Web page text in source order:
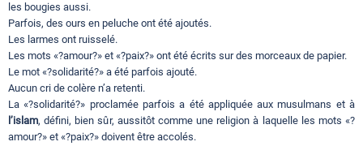
les bougies aussi.
Parfois, des ours en peluche ont été ajoutés.
Les larmes ont ruisselé.
Les mots «?amour?» et «?paix?» ont été écrits sur des morceaux de papier.
Le mot «?solidarité?» a été parfois ajouté.
Aucun cri de colère n’a retenti.
La «?solidarité?» proclamée parfois a été appliquée aux musulmans et à
l’islam, défini, bien sûr, aussitôt comme une religion à laquelle les mots «?
amour?» et «?paix?» doivent être accolés.